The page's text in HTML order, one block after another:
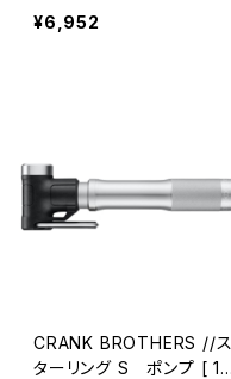
ポンプ MIDNIGHT [ MIDNI
GHT BLACK 16257 ] //0
¥6,952
CRANK BROTHERS //ス
ターリング S ポンプ [ 146